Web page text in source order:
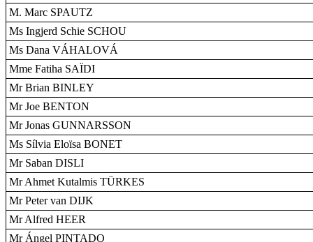
M. Marc SPAUTZ
Ms Ingjerd Schie SCHOU
Ms Dana VÁHALOVÁ
Mme Fatiha SAÏDI
Mr Brian BINLEY
Mr Joe BENTON
Mr Jonas GUNNARSSON
Ms Sílvia Eloïsa BONET
Mr Saban DISLI
Mr Ahmet Kutalmis TÜRKES
Mr Peter van DIJK
Mr Alfred HEER
Mr Ángel PINTADO